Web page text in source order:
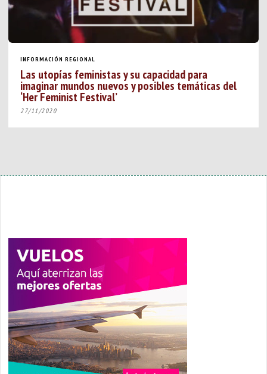
INFORMACIÓN REGIONAL
Las utopías feministas y su capacidad para
imaginar mundos nuevos y posibles temáticas del
‘Her Feminist Festival’
27/11/2020